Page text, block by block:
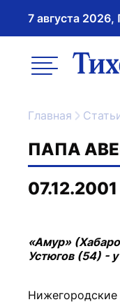
7 августа 2026,
меню
Главная
ПАПА
07.12.2001
«Амур»
Устюгов (54) -
Нижегородские